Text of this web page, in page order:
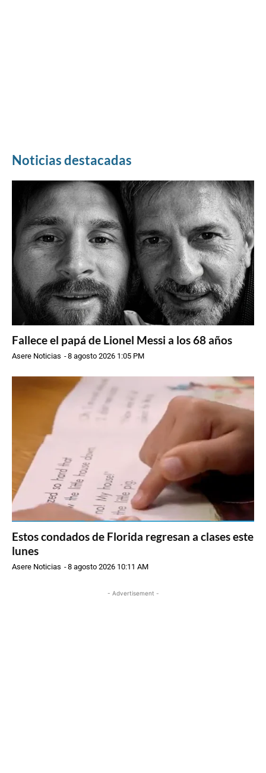
Noticias destacadas
Fallece el papá de Lionel Messi a los 68 años
Asere Noticias -8 agosto 2026 1:05 PM
Estos condados de Florida regresan a clases este
lunes
Asere Noticias -8 agosto 2026 10:11 AM
- Advertisement -